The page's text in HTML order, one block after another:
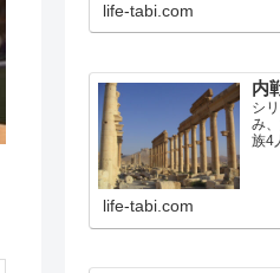
っ
に
life-tabi.com
内
シ
み
族4
ラ
life-tabi.com